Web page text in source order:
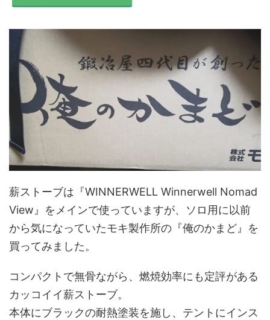
薪ストーブは『WINNERWELL Winnerwell Nomad
View』をメインで使っていますが、ソロ用に以前
から気になっていたモキ製作所の『俺のかまど』を
買ってみました。
コンパクトで無骨ながら、燃焼効率にも定評がある
カッコイイ薪ストーブ。
本体にブラックの耐熱塗装を施し、テントにインス